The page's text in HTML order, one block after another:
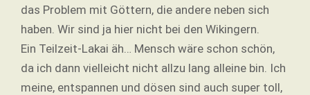
das Problem mit Göttern, die andere neben sich
haben. Wir sind ja hier nicht bei den Wikingern.
Ein Teilzeit-Lakai äh… Mensch wäre schon schön,
da ich dann vielleicht nicht allzu lang alleine bin. Ich
meine, entspannen und dösen sind auch super toll,